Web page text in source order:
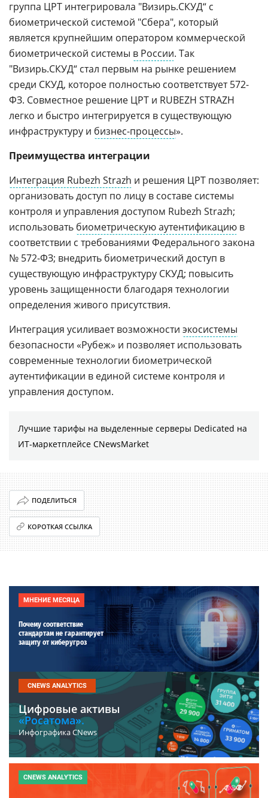
группа ЦРТ интегрировала "Визирь.СКУД“ с
биометрической системой "Сбера", который
является крупнейшим оператором коммерческой
биометрической системы в России. Так
"Визирь.СКУД“ стал первым на рынке решением
среди СКУД, которое полностью соответствует 572-
ФЗ. Совместное решение ЦРТ и RUBEZH STRAZH
легко и быстро интегрируется в существующую
инфраструктуру и бизнес-процессы».
Преимущества интеграции
Интеграция Rubezh Strazh и решения ЦРТ позволяет:
организовать доступ по лицу в составе системы
контроля и управления доступом Rubezh Strazh;
использовать биометрическую аутентификацию в
соответствии с требованиями Федерального закона
№ 572-ФЗ; внедрить биометрический доступ в
существующую инфраструктуру СКУД; повысить
уровень защищенности благодаря технологии
определения живого присутствия.
Интеграция усиливает возможности экосистемы
безопасности «Рубеж» и позволяет использовать
современные технологии биометрической
аутентификации в единой системе контроля и
управления доступом.
Лучшие тарифы на выделенные серверы Dedicated на
ИТ-маркетплейсе CNewsMarket
ПОДЕЛИТЬСЯ
КОРОТКАЯ ССЫЛКА
МНЕНИЕ МЕСЯЦА
Почему соответствие
стандартам не гарантирует
защиту от киберугроз
CNEWS ANALYTICS
Цифровые активы
«Росатома».
Инфографика CNews
CNEWS ANALYTICS